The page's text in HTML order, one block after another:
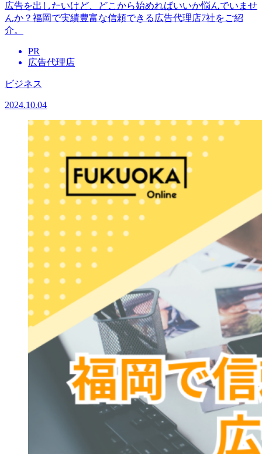
広告を出したいけど、どこから始めればいいか悩んでいませ
んか？福岡で実績豊富な信頼できる広告代理店7社をご紹
介。
PR
広告代理店
ビジネス
2024.10.04